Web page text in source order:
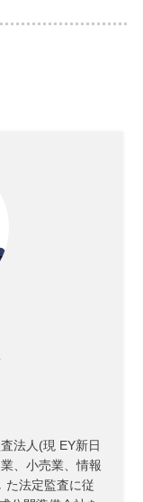
法人(現 EY新日
、小売業、情報
た法定監査に従